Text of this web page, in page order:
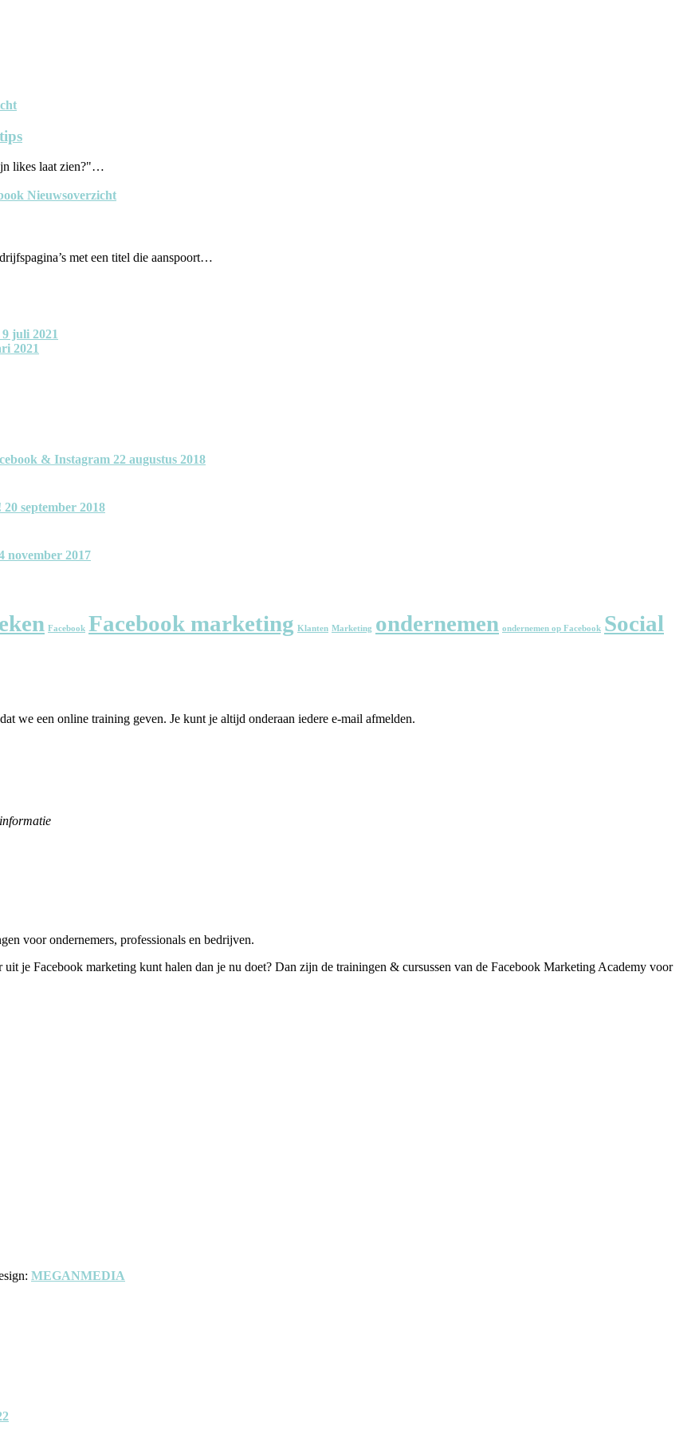
likes laat zien?"…
Nieuwsoverzicht
met een titel die aanspoort…
9 juli 2021
2021
& Instagram 22 augustus 2018
20 september 2018
november 2017
Facebook Facebook marketing Klanten Marketing ondernemen ondernemen op Facebook Social
we een online training geven. Je kunt je altijd onderaan iedere e-mail afmelden.
voor ondernemers, professionals en bedrijven.
je Facebook marketing kunt halen dan je nu doet? Dan zijn de trainingen & cursussen van de Facebook Marketing Academy voor
MEGANMEDIA